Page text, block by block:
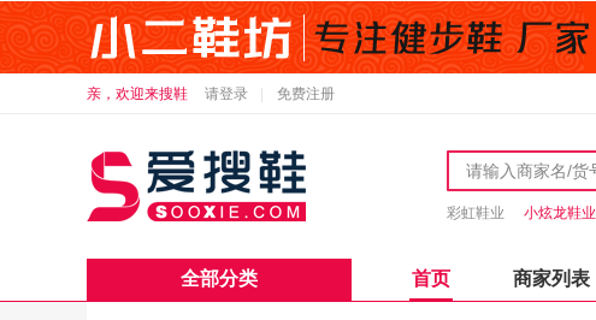
亲，欢迎来搜鞋 请登录 免费注册
彩虹鞋业 小炫龙鞋业
全部分类 首页 商家列表